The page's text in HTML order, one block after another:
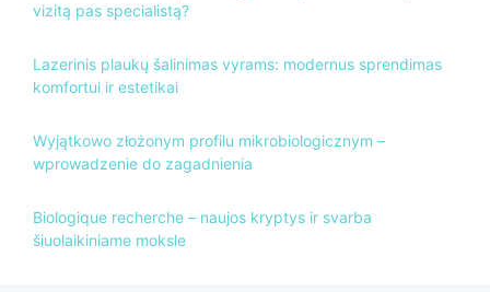
vizitą pas specialistą?
Lazerinis plaukų šalinimas vyrams: modernus sprendimas
komfortui ir estetikai
Wyjątkowo złożonym profilu mikrobiologicznym –
wprowadzenie do zagadnienia
Biologique recherche – naujos kryptys ir svarba
šiuolaikiniame moksle